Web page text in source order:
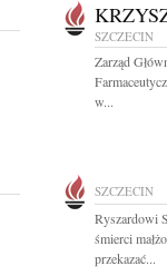
SZCZECIN
Zarząd
w...
SZCZECIN
Ryszardowi
śmierci
przekazać...